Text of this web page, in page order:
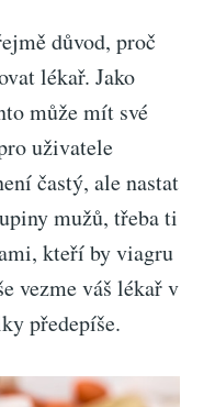
důvod, proč
lékař. Jako
může mít své
uživatele
častý, ale nastat
mužů, třeba ti
kteří by viagru
vezme váš lékař v
předepíše.